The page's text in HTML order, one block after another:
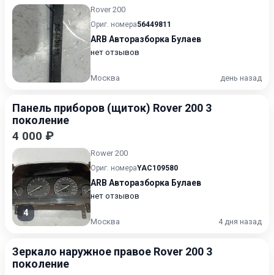
Rover 200
Ориг. номера56449811
ARB Авторазборка Булаев
нет отзывов
Москва день назад
Панель приборов (щиток) Rover 200 3
поколение
4 000 ₽
4
Rower 200
Ориг. номераYAC109580
ARB Авторазборка Булаев
нет отзывов
Москва 4 дня назад
Зеркало наружное правое Rover 200 3
поколение